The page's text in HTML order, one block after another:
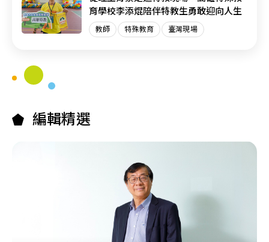
育學校李添焜陪伴特教生勇敢迎向人生
教師 特殊教育 臺灣現場
編輯精選